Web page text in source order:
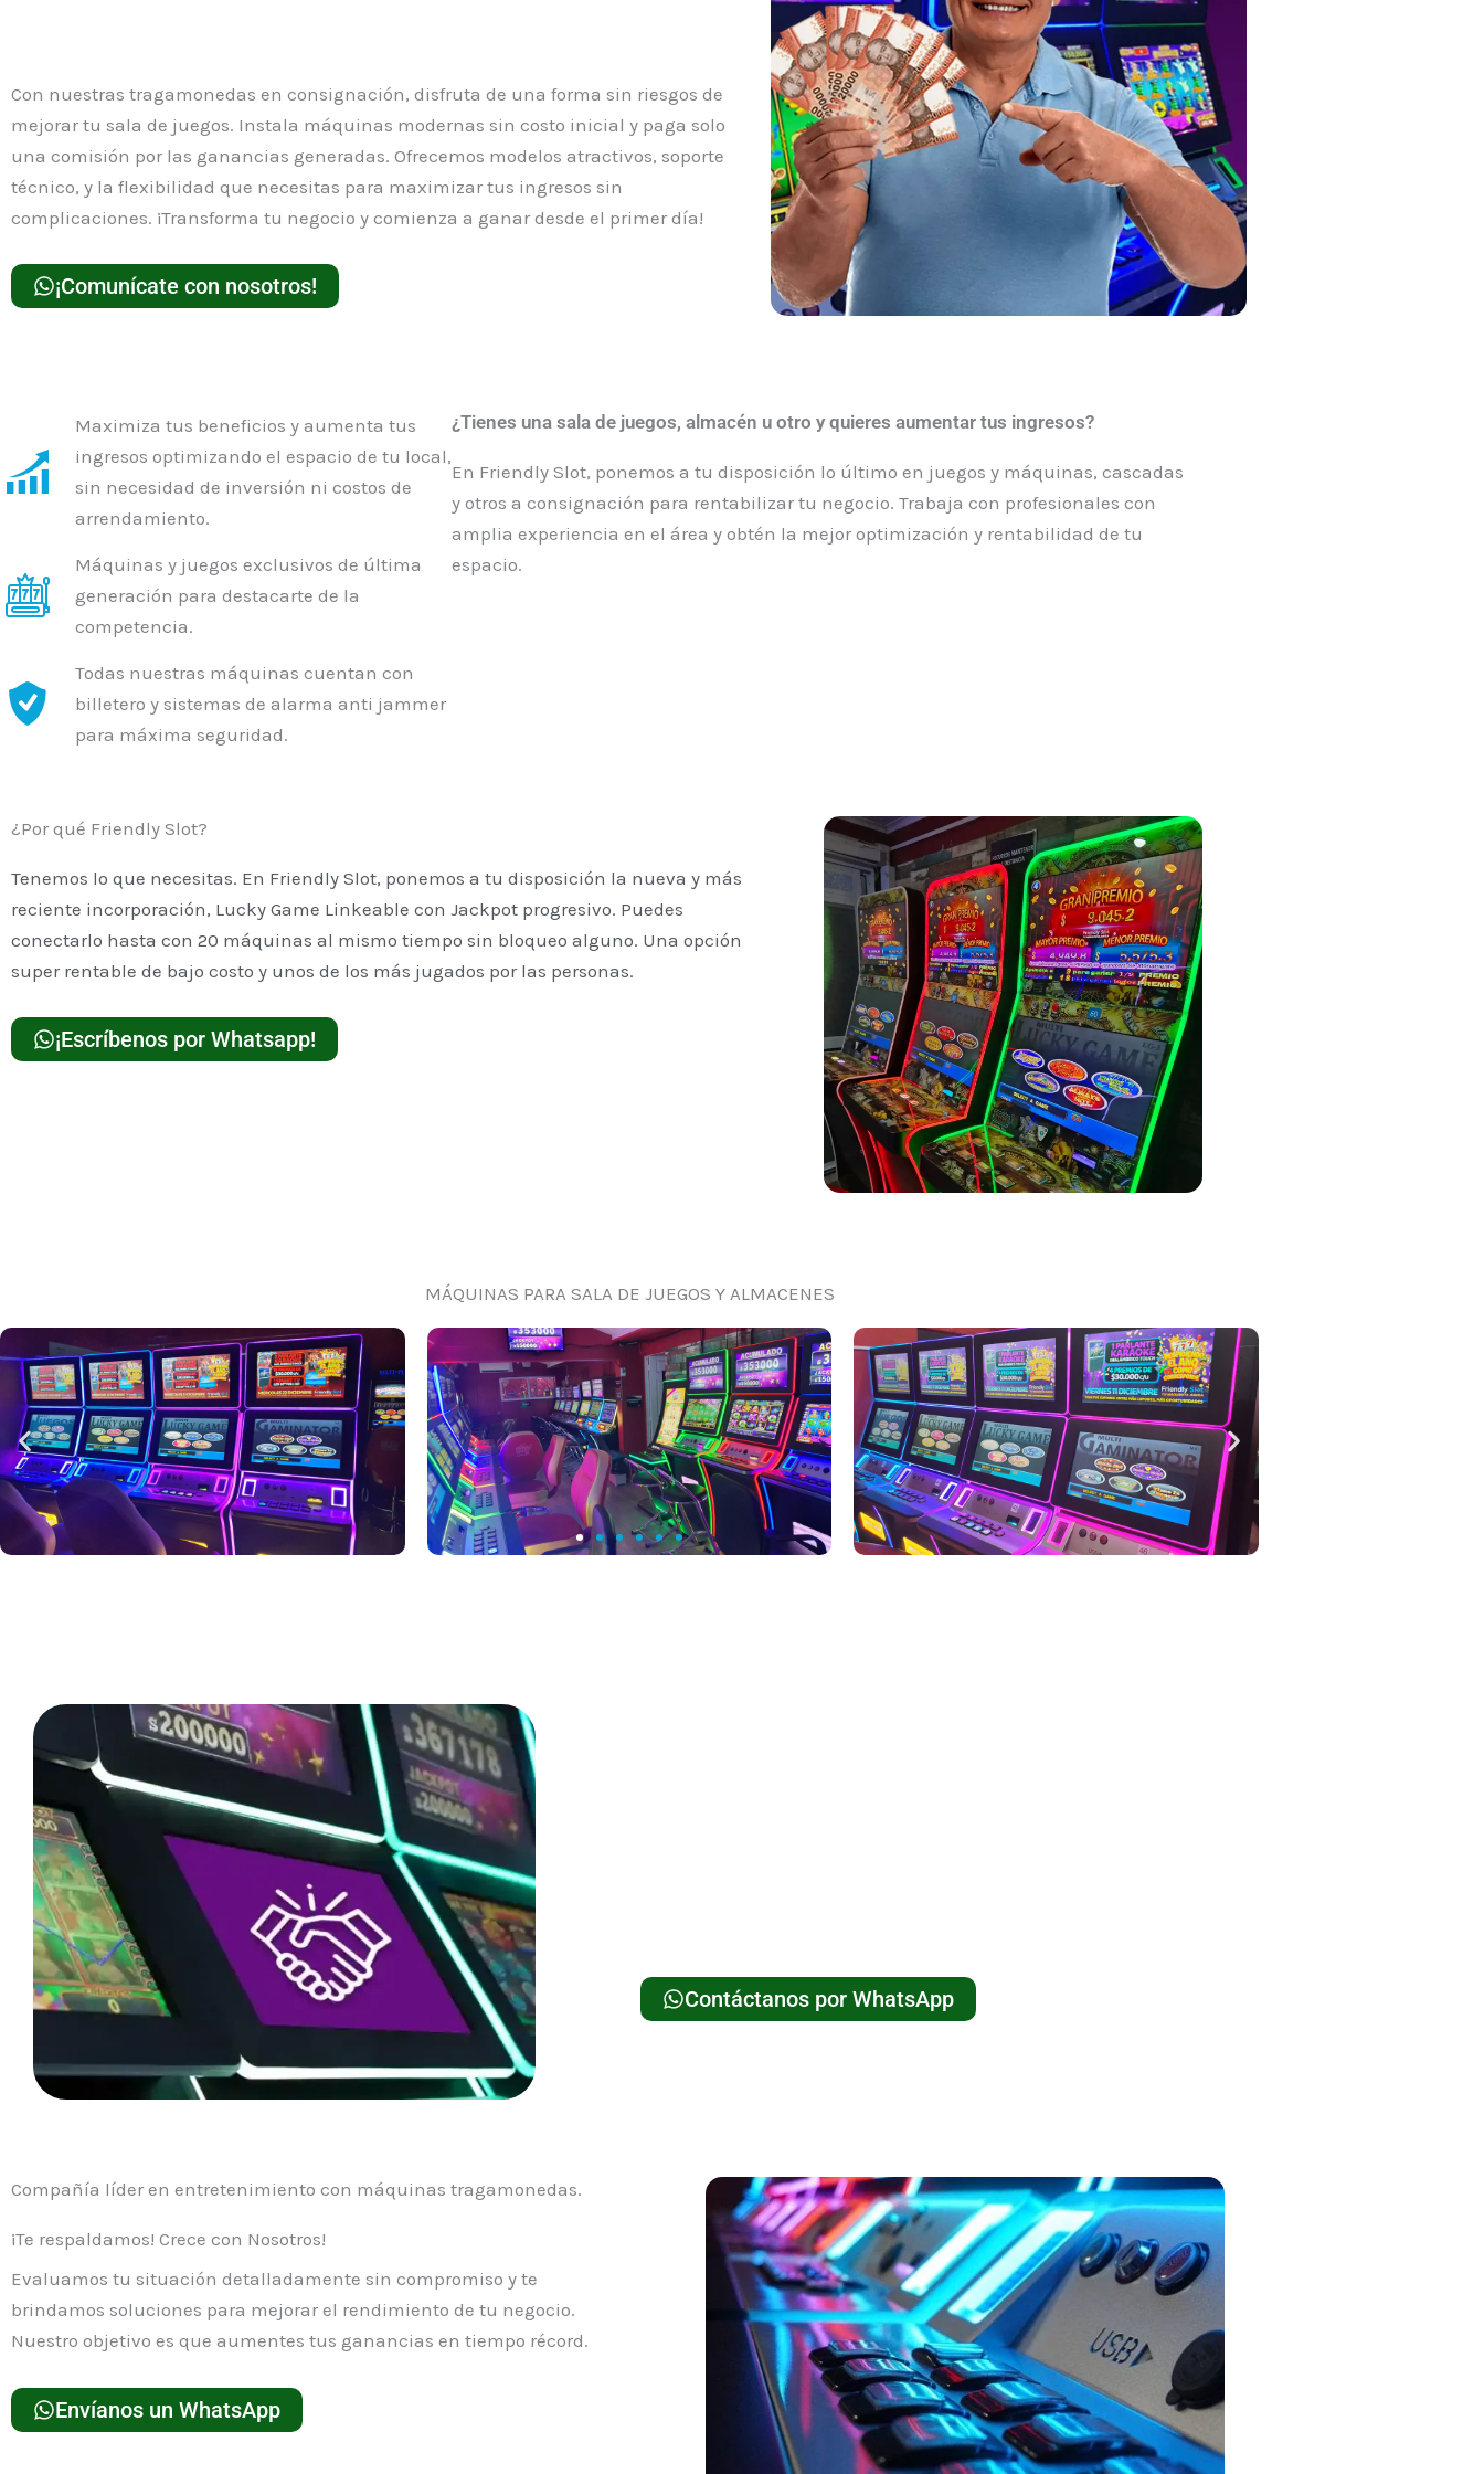
Con nuestras tragamonedas en consignación, disfruta de una forma sin riesgos de
mejorar tu sala de juegos. Instala máquinas modernas sin costo inicial y paga solo
una comisión por las ganancias generadas. Ofrecemos modelos atractivos, soporte
técnico, y la flexibilidad que necesitas para maximizar tus ingresos sin
complicaciones. ¡Transforma tu negocio y comienza a ganar desde el primer día!
¡Comunícate con nosotros!
Maximiza tus beneficios y aumenta tus
ingresos optimizando el espacio de tu local,
sin necesidad de inversión ni costos de
arrendamiento.
Máquinas y juegos exclusivos de última
generación para destacarte de la
competencia.
Todas nuestras máquinas cuentan con
billetero y sistemas de alarma anti jammer
para máxima seguridad.
¿Tienes una sala de juegos, almacén u otro y quieres aumentar tus ingresos?
En Friendly Slot, ponemos a tu disposición lo último en juegos y máquinas, cascadas
y otros a consignación para rentabilizar tu negocio. Trabaja con profesionales con
amplia experiencia en el área y obtén la mejor optimización y rentabilidad de tu
espacio.
¿Por qué Friendly Slot?
Tenemos lo que necesitas. En Friendly Slot, ponemos a tu disposición la nueva y más
reciente incorporación, Lucky Game Linkeable con Jackpot progresivo. Puedes
conectarlo hasta con 20 máquinas al mismo tiempo sin bloqueo alguno. Una opción
super rentable de bajo costo y unos de los más jugados por las personas.
¡Escríbenos por Whatsapp!
MÁQUINAS PARA SALA DE JUEGOS Y ALMACENES
Contáctanos por WhatsApp
Compañía líder en entretenimiento con máquinas tragamonedas.
¡Te respaldamos! Crece con Nosotros!
Evaluamos tu situación detalladamente sin compromiso y te
brindamos soluciones para mejorar el rendimiento de tu negocio.
Nuestro objetivo es que aumentes tus ganancias en tiempo récord.
Envíanos un WhatsApp